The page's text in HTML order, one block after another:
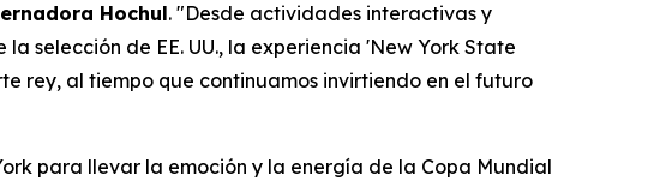
Hochul. "Desde actividades interactivas y
selección de EE. UU., la experiencia 'New York State
rey, al tiempo que continuamos invirtiendo en el futuro
para llevar la emoción y la energía de la Copa Mundial